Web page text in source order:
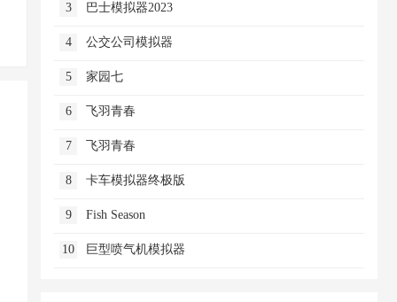
3 巴士模拟器2023
4 公交公司模拟器
5 家园七
6 飞羽青春
7 飞羽青春
8 卡车模拟器终极版
9 Fish Season
10 巨型喷气机模拟器